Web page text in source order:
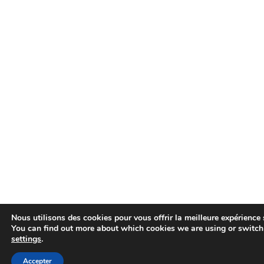
Nous utilisons des cookies pour vous offrir la meilleure expérience
You can find out more about which cookies we are using or
settings.
Accepter